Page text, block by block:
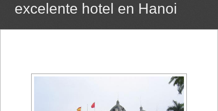
excelente hotel en Hanoi